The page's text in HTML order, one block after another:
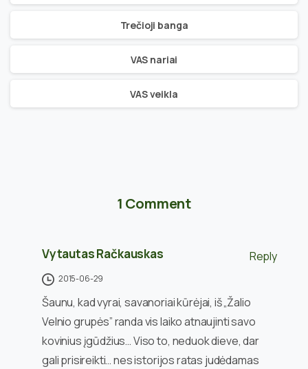
Trečioji banga
VAS nariai
VAS veikla
1 Comment
Vytautas Račkauskas Reply
2015-06-29
Šaunu, kad vyrai, savanoriai kūrėjai, iš „Žalio
Velnio grupės” randa vis laiko atnaujinti savo
kovinius įgūdžius… Viso to, neduok dieve, dar
gali prisireikti… nes istorijos ratas judėdamas